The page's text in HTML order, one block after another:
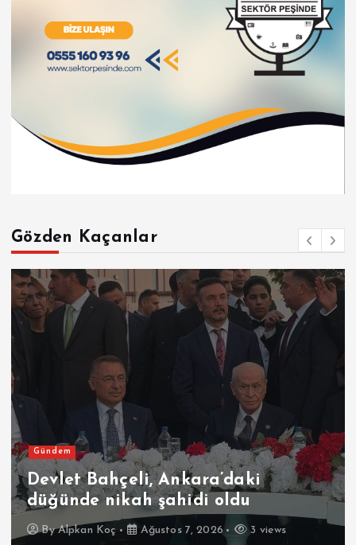
Gözden Kaçanlar
Gündem
Devlet Bahçeli, Ankara’daki
düğünde nikah şahidi oldu
ByAlpkan Koç Ağustos 7, 2026 3 views